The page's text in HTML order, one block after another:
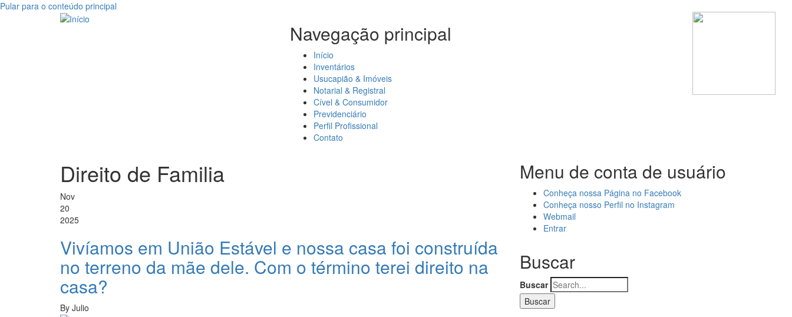
Pular para o conteúdo principal
Navegação principal
Início
Inventários
Usucapião & Imóveis
Notarial & Registral
Cível & Consumidor
Previdenciário
Perfil Profissional
Contato
Direito de Familia
Nov
20
2025
Vivíamos em União Estável e nossa casa foi construída
no terreno da mãe dele. Com o término terei direito na
casa?
By Julio
Menu de conta de usuário
Conheça nossa Página no Facebook
Conheça nosso Perfil no Instagram
Webmail
Entrar
Buscar
Buscar